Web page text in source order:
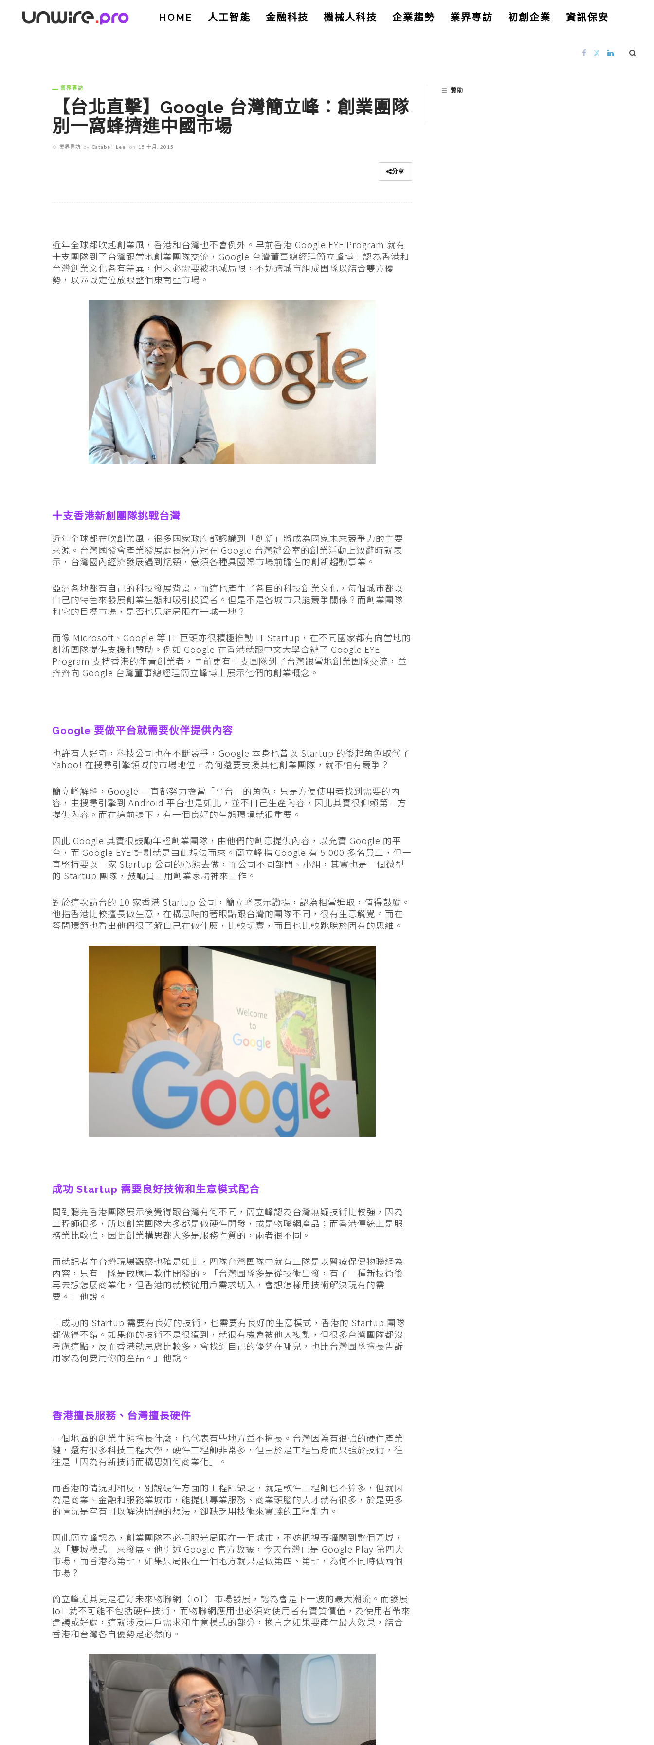
HOME 人工智能 金融科技 機械人科技 企業趨勢 業界專訪 初創企業 資訊保安
業界專訪
【台北直擊】Google 台灣簡立峰：創業團隊
別一窩蜂擠進中國市場
業界專訪 by Catabell Lee on 15 十月, 2015
分享
近年全球都吹起創業風，香港和台灣也不會例外。早前香港 Google EYE Program 就有
十支團隊到了台灣跟當地創業團隊交流，Google 台灣董事總經理簡立峰博士認為香港和
台灣創業文化各有差異，但未必需要被地域局限，不妨跨城市組成團隊以結合雙方優
勢，以區域定位放眼整個東南亞市場。
十支香港新創團隊挑戰台灣
近年全球都在吹創業風，很多國家政府都認識到「創新」將成為國家未來競爭力的主要
來源。台灣國發會產業發展處長詹方冠在 Google 台灣辦公室的創業活動上致辭時就表
示，台灣國內經濟發展遇到瓶頸，急須各種具國際市場前瞻性的創新趨動事業。
亞洲各地都有自己的科技發展背景，而這也產生了各自的科技創業文化，每個城市都以
自己的特色來發展創業生態和吸引投資者。但是不是各城市只能競爭關係？而創業團隊
和它的目標市場，是否也只能局限在一城一地？
而像 Microsoft、Google 等 IT 巨頭亦很積極推動 IT Startup，在不同國家都有向當地的
創新團隊提供支援和贊助。例如 Google 在香港就跟中文大學合辦了 Google EYE
Program 支持香港的年青創業者，早前更有十支團隊到了台灣跟當地創業團隊交流，並
齊齊向 Google 台灣董事總經理簡立峰博士展示他們的創業概念。
Google 要做平台就需要伙伴提供內容
也許有人好奇，科技公司也在不斷競爭，Google 本身也曾以 Startup 的後起角色取代了
Yahoo! 在搜尋引擎領域的市場地位，為何還要支援其他創業團隊，就不怕有競爭？
簡立峰解釋，Google 一直都努力擔當「平台」的角色，只是方便使用者找到需要的內
容，由搜尋引擎到 Android 平台也是如此，並不自己生產內容，因此其實很仰賴第三方
提供內容。而在這前提下，有一個良好的生態環境就很重要。
因此 Google 其實很鼓勵年輕創業團隊，由他們的創意提供內容，以充實 Google 的平
台，而 Google EYE 計劃就是由此想法而來。簡立峰指 Google 有 5,000 多名員工，但一
直堅持要以一家 Startup 公司的心態去做，而公司不同部門、小組，其實也是一個微型
的 Startup 團隊，鼓勵員工用創業家精神來工作。
對於這次訪台的 10 家香港 Startup 公司，簡立峰表示讚揚，認為相當進取，值得鼓勵。
他指香港比較擅長做生意，在構思時的著眼點跟台灣的團隊不同，很有生意觸覺。而在
答問環節也看出他們很了解自己在做什麼，比較切實，而且也比較跳脫於固有的思維。
成功 Startup 需要良好技術和生意模式配合
問到聽完香港團隊展示後覺得跟台灣有何不同，簡立峰認為台灣無疑技術比較強，因為
工程師很多，所以創業團隊大多都是做硬件開發，或是物聯網產品；而香港傳統上是服
務業比較強，因此創業構思都大多是服務性質的，兩者很不同。
而就記者在台灣現場觀察也確是如此，四隊台灣團隊中就有三隊是以醫療保健物聯網為
內容，只有一隊是做應用軟件開發的。「台灣團隊多是從技術出發，有了一種新技術後
再去想怎麼商業化，但香港的就較從用戶需求切入，會想怎樣用技術解決現有的需
要。」他說。
「成功的 Startup 需要有良好的技術，也需要有良好的生意模式，香港的 Startup 團隊
都做得不錯。如果你的技術不是很獨到，就很有機會被他人複製，但很多台灣團隊都沒
考慮這點，反而香港就思慮比較多，會找到自己的優勢在哪兒，也比台灣團隊擅長告訴
用家為何要用你的產品。」他說。
香港擅長服務、台灣擅長硬件
一個地區的創業生態擅長什麼，也代表有些地方並不擅長。台灣因為有很強的硬件產業
鏈，還有很多科技工程大學，硬件工程師非常多，但由於是工程出身而只強於技術，往
往是「因為有新技術而構思如何商業化」。
而香港的情況則相反，別說硬件方面的工程師缺乏，就是軟件工程師也不算多，但就因
為是商業、金融和服務業城市，能提供專業服務、商業頭腦的人才就有很多，於是更多
的情況是空有可以解決問題的想法，卻缺乏用技術來實踐的工程能力。
因此簡立峰認為，創業團隊不必把眼光局限在一個城市，不妨把視野擴闊到整個區域，
以「雙城模式」來發展。他引述 Google 官方數據，今天台灣已是 Google Play 第四大
市場，而香港為第七，如果只局限在一個地方就只是做第四、第七，為何不同時做兩個
市場？
簡立峰尤其更是看好未來物聯網（IoT）市場發展，認為會是下一波的最大潮流。而發展
IoT 就不可能不包括硬件技術，而物聯網應用也必須對使用者有實質價值，為使用者帶來
建議或好處，這就涉及用戶需求和生意模式的部分，換言之如果要產生最大效果，結合
香港和台灣各自優勢是必然的。
贊助